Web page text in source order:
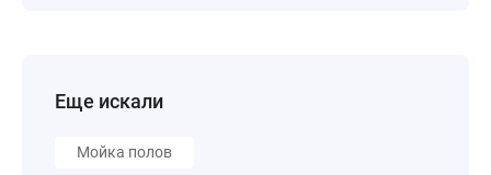
Еще искали
Мойка полов